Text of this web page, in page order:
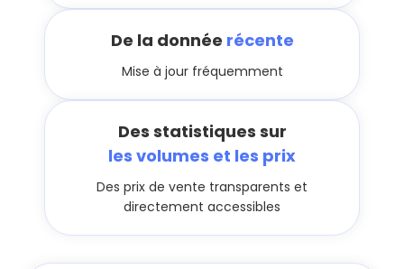
De la donnée récente
Mise à jour fréquemment
Des statistiques sur
les volumes et les prix
Des prix de vente transparents et
directement accessibles